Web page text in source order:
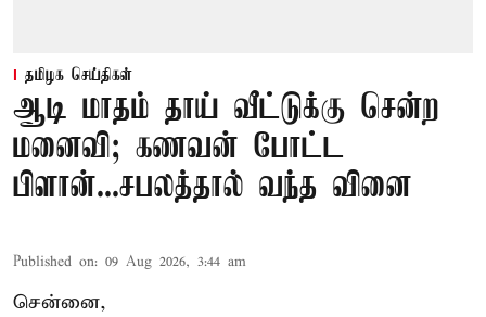
தமிழக செய்திகள்
ஆடி மாதம் தாய் வீட்டுக்கு சென்ற
மனைவி; கணவன் போட்ட
பிளான்...சபலத்தால் வந்த வினை
Published on: 09 Aug 2026, 3:44 am
சென்னை,